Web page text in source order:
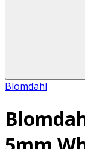
Blomdahl